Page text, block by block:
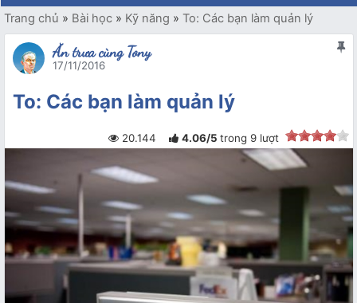
Trang chủ » Bài học » Kỹ năng » To: Các bạn làm quản lý
Ăn trưa cùng Tony
17/11/2016
To: Các bạn làm quản lý
20.144 4.06/5 trong 9lượt